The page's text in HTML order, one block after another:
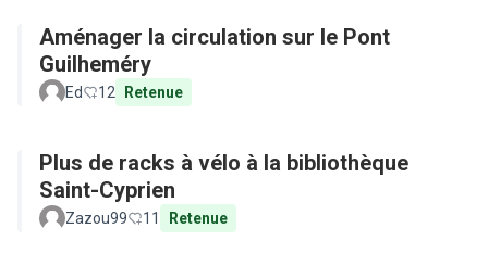
Aménager la circulation sur le Pont
Guilheméry
Ed 12 Retenue
Plus de racks à vélo à la bibliothèque
Saint-Cyprien
Zazou99 11 Retenue